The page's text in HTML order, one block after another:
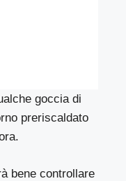
goccia di
preriscaldato
bene controllare